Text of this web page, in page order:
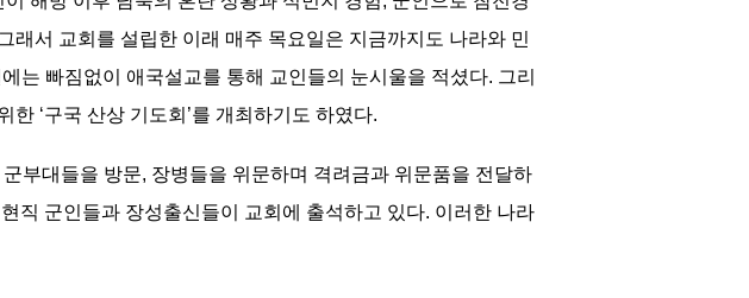
서 교회를 설립한 이래 매주 목요일은 지금까지도 나라와 민
는 빠짐없이 애국설교를 통해 교인들의 눈시울을 적셨다. 그리
‘구국 산상 기도회’를 개최하기도 하였다.
부대들을 방문, 장병들을 위문하며 격려금과 위문품을 전달하
직 군인들과 장성출신들이 교회에 출석하고 있다. 이러한 나라